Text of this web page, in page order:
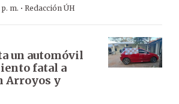
m. · Redacción ÚH
un automóvil
fatal a
Arroyos y